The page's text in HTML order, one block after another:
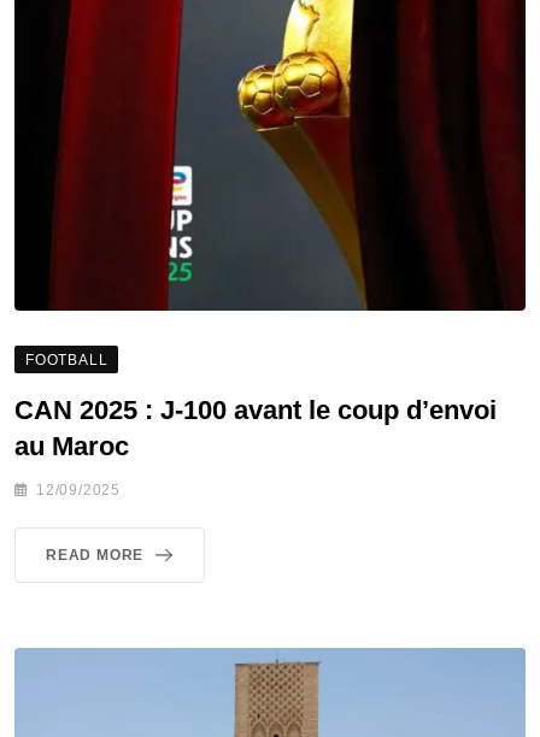
FOOTBALL
CAN 2025 : J-100 avant le coup d’envoi
au Maroc
12/09/2025
READ MORE